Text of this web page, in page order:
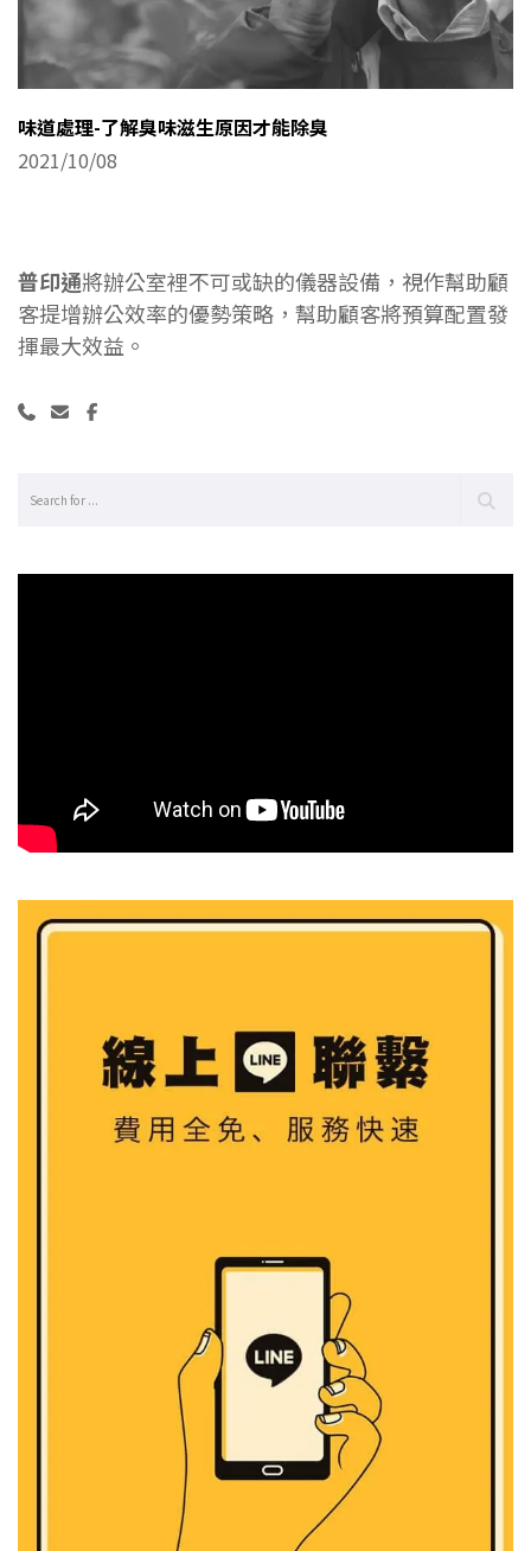
味道處理-了解臭味滋生原因才能除臭
2021/10/08
普印通將辦公室裡不可或缺的儀器設備，視作幫助顧
客提增辦公效率的優勢策略，幫助顧客將預算配置發
揮最大效益。